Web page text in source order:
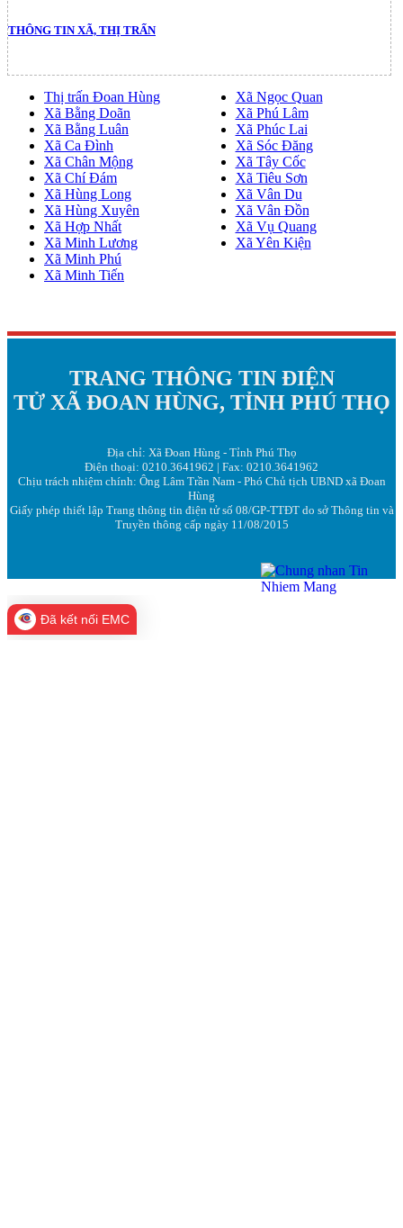
THÔNG TIN XÃ, THỊ TRẤN
Thị trấn Đoan Hùng
Xã Bằng Doãn
Xã Bằng Luân
Xã Ca Đình
Xã Chân Mộng
Xã Chí Đám
Xã Hùng Long
Xã Hùng Xuyên
Xã Hợp Nhất
Xã Minh Lương
Xã Minh Phú
Xã Minh Tiến
Xã Ngọc Quan
Xã Phú Lâm
Xã Phúc Lai
Xã Sóc Đăng
Xã Tây Cốc
Xã Tiêu Sơn
Xã Vân Du
Xã Vân Đồn
Xã Vụ Quang
Xã Yên Kiện
TRANG THÔNG TIN ĐIỆN
TỬ XÃ ĐOAN HÙNG, TỈNH PHÚ THỌ
Địa chỉ: Xã Đoan Hùng - Tỉnh Phú Thọ
Điện thoại: 0210.3641962 | Fax: 0210.3641962
Chịu trách nhiệm chính: Ông Lâm Trần Nam - Phó Chủ tịch UBND xã Đoan
Hùng
Giấy phép thiết lập Trang thông tin điện tử số 08/GP-TTĐT do sở Thông tin và
Truyền thông cấp ngày 11/08/2015
Đã kết nối EMC